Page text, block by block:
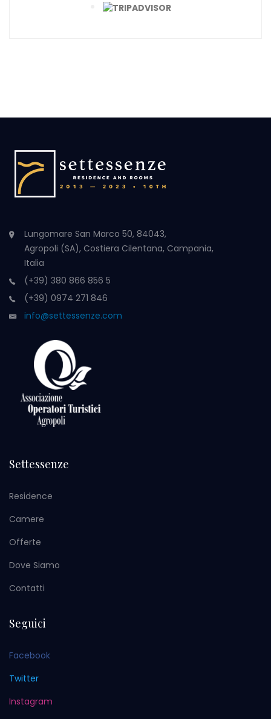
Lungomare San Marco 50, 84043,
Agropoli (SA), Costiera Cilentana, Campania,
Italia
(+39) 380 866 856 5
(+39) 0974 271 846
info@settessenze.com
Settessenze
Residence
Camere
Offerte
Dove Siamo
Contatti
Seguici
Facebook
Twitter
Instagram